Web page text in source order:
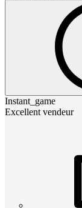
Instant_game
Excellent vendeur